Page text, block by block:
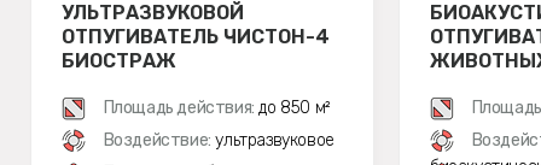
УЛЬТРАЗВУКОВОЙ
ОТПУГИВАТЕЛЬ ЧИСТОН-4
БИОСТРАЖ
Площадь действия: до 850 м²
Воздействие: ультразвуковое